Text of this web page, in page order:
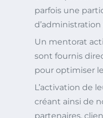
parfois une
Un mentorat
sont fournis
pour optimiser
L’activation de
créant ainsi de
partenaires,